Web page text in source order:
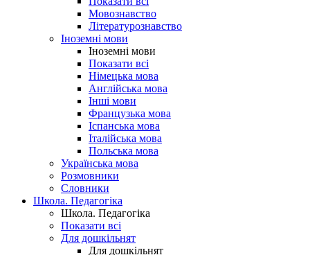
Мовознавство
Літературознавство
Іноземні мови
Іноземні мови
Показати всі
Німецька мова
Англійська мова
Інші мови
Французька мова
Іспанська мова
Італійська мова
Польська мова
Українська мова
Розмовники
Словники
Школа. Педагогіка
Школа. Педагогіка
Показати всі
Для дошкільнят
Для дошкільнят